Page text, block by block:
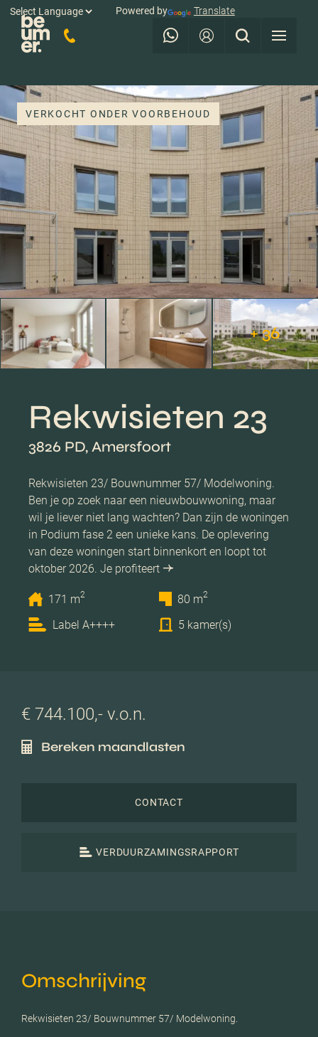
Powered by Translate
VERKOCHT ONDER VOORBEHOUD
+ 36
Rekwisieten 23
3826 PD, Amersfoort
Rekwisieten 23/ Bouwnummer 57/ Modelwoning.
Ben je op zoek naar een nieuwbouwwoning, maar
wil je liever niet lang wachten? Dan zijn de woningen
in Podium fase 2 een unieke kans. De oplevering
van deze woningen start binnenkort en loopt tot
oktober 2026. Je profiteert
171 m2 80 m2
Label A++++ 5 kamer(s)
€ 744.100,- v.o.n.
Bereken maandlasten
CONTACT
VERDUURZAMINGSRAPPORT
Omschrijving
Rekwisieten 23/ Bouwnummer 57/ Modelwoning.